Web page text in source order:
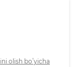
olish boʻyicha